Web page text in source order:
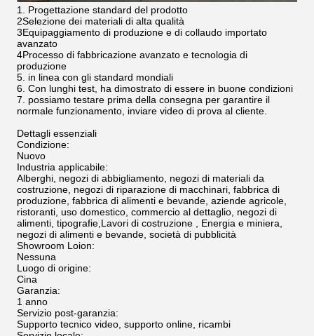
1. Progettazione standard del prodotto
2Selezione dei materiali di alta qualità
3Equipaggiamento di produzione e di collaudo importato
avanzato
4Processo di fabbricazione avanzato e tecnologia di
produzione
5. in linea con gli standard mondiali
6. Con lunghi test, ha dimostrato di essere in buone condizioni
7. possiamo testare prima della consegna per garantire il
normale funzionamento, inviare video di prova al cliente.
Dettagli essenziali
Condizione:
Nuovo
Industria applicabile:
Alberghi, negozi di abbigliamento, negozi di materiali da
costruzione, negozi di riparazione di macchinari, fabbrica di
produzione, fabbrica di alimenti e bevande, aziende agricole,
ristoranti, uso domestico, commercio al dettaglio, negozi di
alimenti, tipografie,Lavori di costruzione , Energia e miniera,
negozi di alimenti e bevande, società di pubblicità
Showroom Loion:
Nessuna
Luogo di origine:
Cina
Garanzia:
1 anno
Servizio post-garanzia:
Supporto tecnico video, supporto online, ricambi